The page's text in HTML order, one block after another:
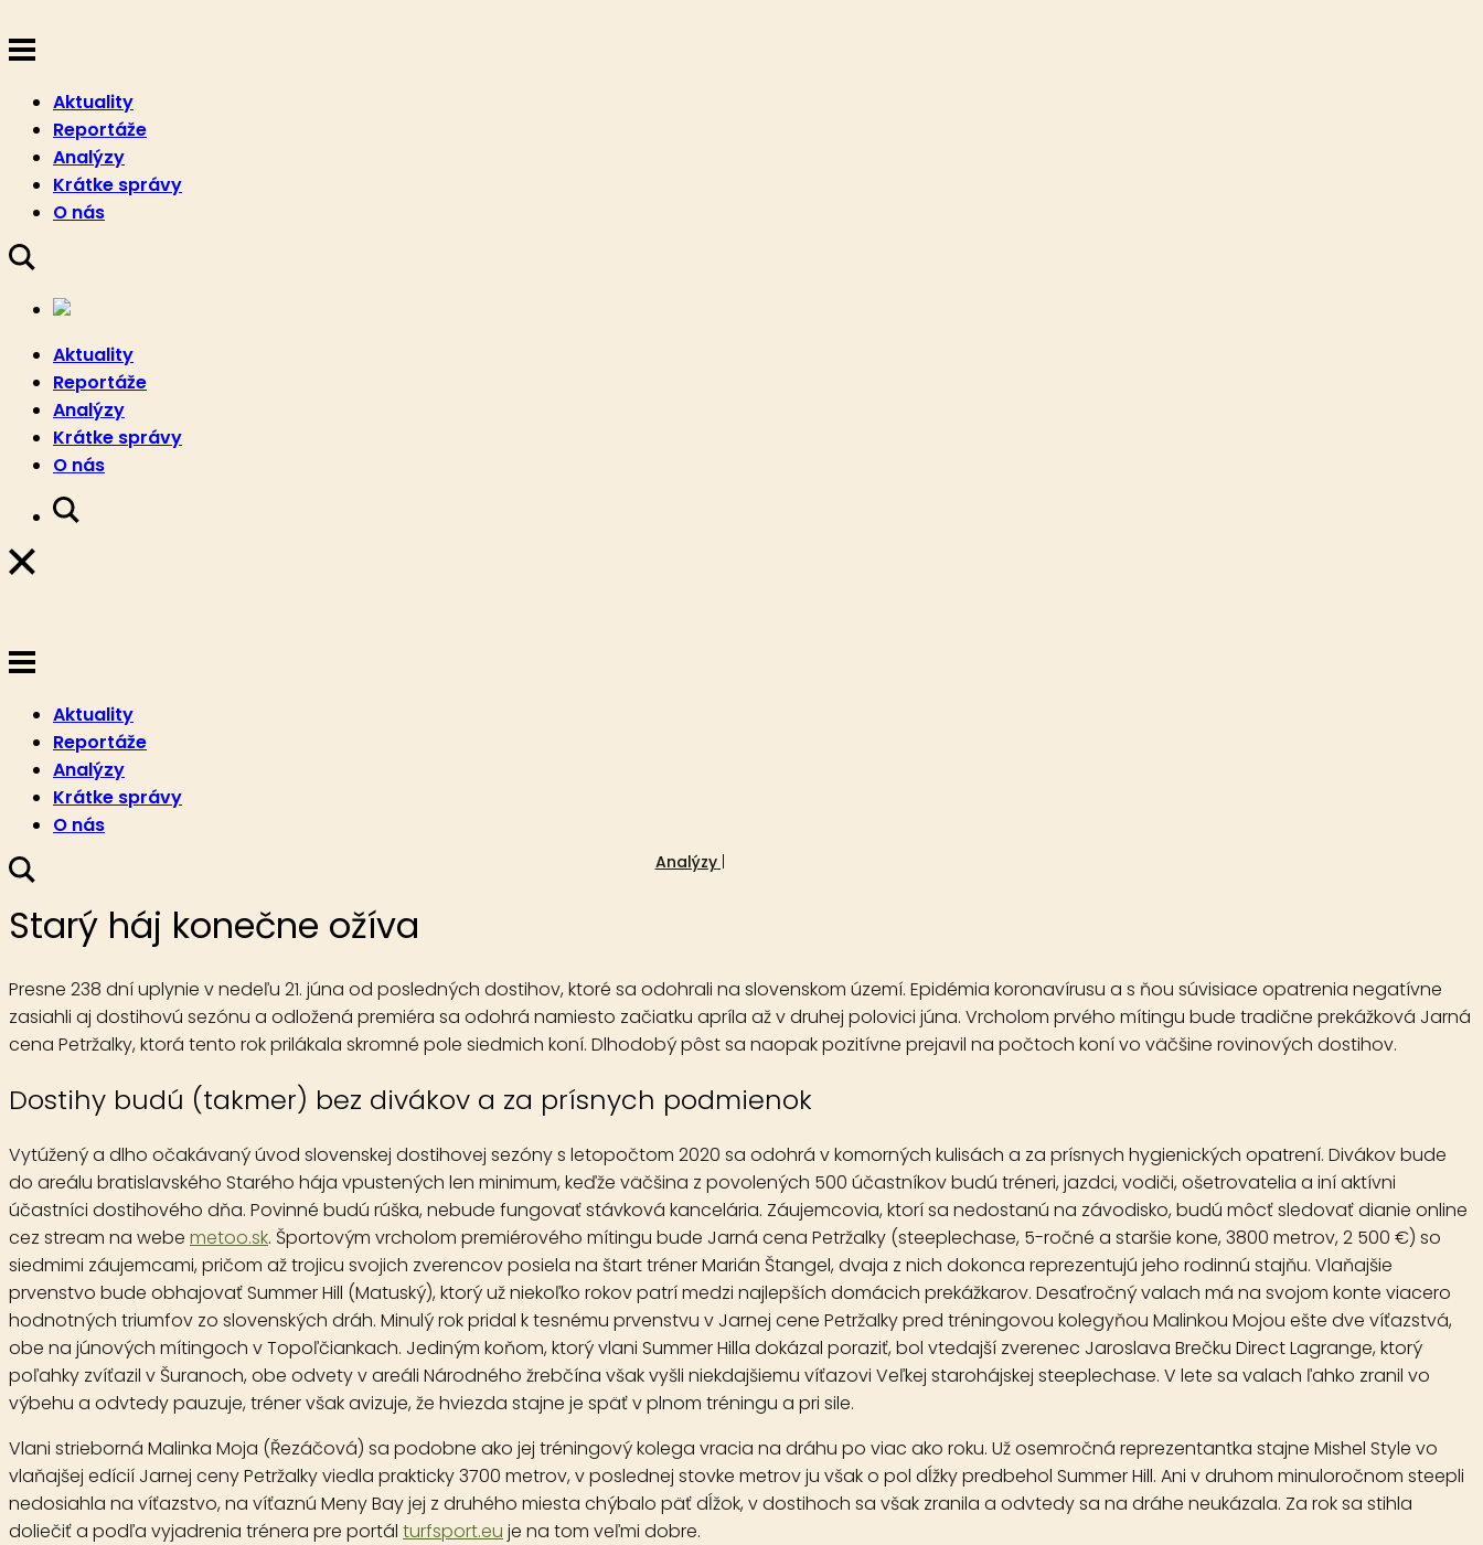
Aktuality
Reportáže
Analýzy
Krátke správy
O nás
Aktuality
Reportáže
Analýzy
Krátke správy
O nás
Aktuality
Reportáže
Analýzy
Krátke správy
O nás
Analýzy
Starý háj konečne ožíva
Presne 238 dní uplynie v nedeľu 21. júna od posledných dostihov, ktoré sa odohrali na slovenskom území. Epidémia koronavírusu a s ňou súvisiace opatrenia negatívne
zasiahli aj dostihovú sezónu a odložená premiéra sa odohrá namiesto začiatku apríla až v druhej polovici júna. Vrcholom prvého mítingu bude tradične prekážková Jarná
cena Petržalky, ktorá tento rok prilákala skromné pole siedmich koní. Dlhodobý pôst sa naopak pozitívne prejavil na počtoch koní vo väčšine rovinových dostihov.
Dostihy budú (takmer) bez divákov a za prísnych podmienok
Vytúžený a dlho očakávaný úvod slovenskej dostihovej sezóny s letopočtom 2020 sa odohrá v komorných kulisách a za prísnych hygienických opatrení. Divákov bude
do areálu bratislavského Starého hája vpustených len minimum, keďže väčšina z povolených 500 účastníkov budú tréneri, jazdci, vodiči, ošetrovatelia a iní aktívni
účastníci dostihového dňa. Povinné budú rúška, nebude fungovať stávková kancelária. Záujemcovia, ktorí sa nedostanú na závodisko, budú môcť sledovať dianie online
cez stream na webe metoo.sk. Športovým vrcholom premiérového mítingu bude Jarná cena Petržalky (steeplechase, 5-ročné a staršie kone, 3800 metrov, 2 500 €) so
siedmimi záujemcami, pričom až trojicu svojich zverencov posiela na štart tréner Marián Štangel, dvaja z nich dokonca reprezentujú jeho rodinnú stajňu. Vlaňajšie
prvenstvo bude obhajovaťSummer Hill (Matuský), ktorý už niekoľko rokov patrí medzi najlepších domácich prekážkarov. Desaťročný valach má na svojom konte viacero
hodnotných triumfov zo slovenských dráh. Minulý rok pridal k tesnému prvenstvu v Jarnej cene Petržalky pred tréningovou kolegyňou Malinkou Mojou ešte dve víťazstvá,
obe na júnových mítingoch v Topoľčiankach. Jediným koňom, ktorý vlani Summer Hilla dokázal poraziť, bol vtedajší zverenec Jaroslava Brečku Direct Lagrange, ktorý
poľahky zvíťazil v Šuranoch, obe odvety v areáli Národného žrebčína však vyšli niekdajšiemu víťazovi Veľkej starohájskej steeplechase. V lete sa valach ľahko zranil vo
výbehu a odvtedy pauzuje, tréner však avizuje, že hviezda stajne je späť v plnom tréningu a pri sile.
Vlani strieborná Malinka Moja (Řezáčová) sa podobne ako jej tréningový kolega vracia na dráhu po viac ako roku. Už osemročná reprezentantka stajne Mishel Style vo
vlaňajšej edícií Jarnej ceny Petržalky viedla prakticky 3700 metrov, v poslednej stovke metrov ju však o pol dĺžky predbehol Summer Hill. Ani v druhom minuloročnom steepli
nedosiahla na víťazstvo, na víťaznú Meny Bay jej z druhého miesta chýbalo päť dĺžok, v dostihoch sa však zranila a odvtedy sa na dráhe neukázala. Za rok sa stihla
doliečiť a podľa vyjadrenia trénera pre portál turfsport.eu je na tom veľmi dobre.